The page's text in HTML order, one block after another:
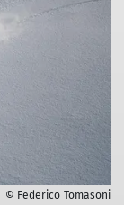
© Federico Tomasoni